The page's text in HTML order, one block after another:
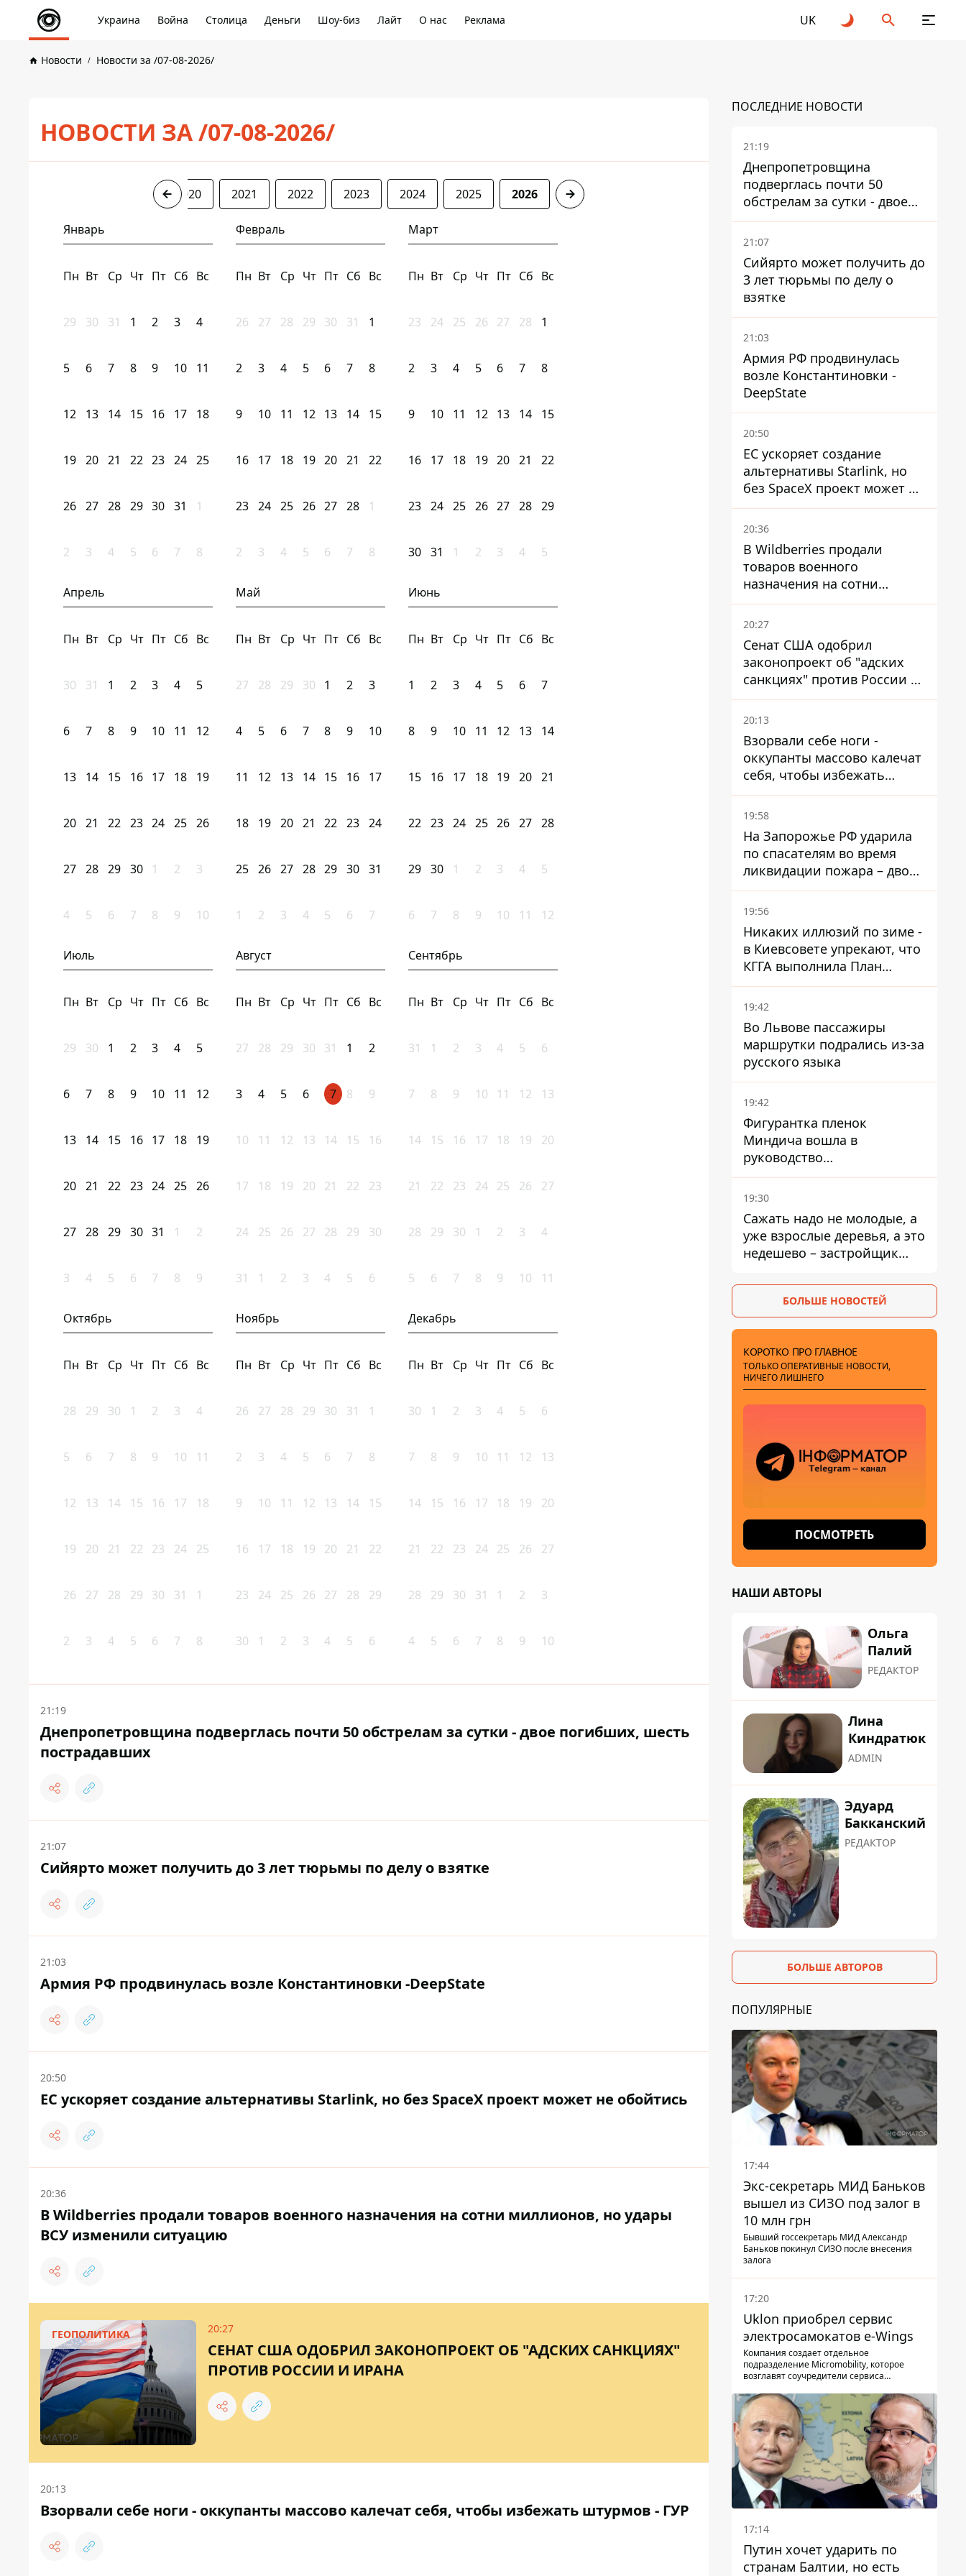
Украина Война Столица Деньги Шоу-биз Лайт О нас Реклама UK
Новости Новости за /07-08-2026/
НОВОСТИ ЗА /07-08-2026/
2020 2021 2022 2023 2024 2025 2026
Январь
Пн Вт Ср Чт Пт Сб Вс
29 30 31 1 2 3 4
5 6 7 8 9 10 11
12 13 14 15 16 17 18
19 20 21 22 23 24 25
26 27 28 29 30 31 1
2 3 4 5 6 7 8
Февраль
Пн Вт Ср Чт Пт Сб Вс
26 27 28 29 30 31 1
2 3 4 5 6 7 8
9 10 11 12 13 14 15
16 17 18 19 20 21 22
23 24 25 26 27 28 1
2 3 4 5 6 7 8
Март
Пн Вт Ср Чт Пт Сб Вс
23 24 25 26 27 28 1
2 3 4 5 6 7 8
9 10 11 12 13 14 15
16 17 18 19 20 21 22
23 24 25 26 27 28 29
30 31 1 2 3 4 5
Апрель
Пн Вт Ср Чт Пт Сб Вс
30 31 1 2 3 4 5
6 7 8 9 10 11 12
13 14 15 16 17 18 19
20 21 22 23 24 25 26
27 28 29 30 1 2 3
4 5 6 7 8 9 10
Май
Пн Вт Ср Чт Пт Сб Вс
27 28 29 30 1 2 3
4 5 6 7 8 9 10
11 12 13 14 15 16 17
18 19 20 21 22 23 24
25 26 27 28 29 30 31
1 2 3 4 5 6 7
Июнь
Пн Вт Ср Чт Пт Сб Вс
1 2 3 4 5 6 7
8 9 10 11 12 13 14
15 16 17 18 19 20 21
22 23 24 25 26 27 28
29 30 1 2 3 4 5
6 7 8 9 10 11 12
Июль
Пн Вт Ср Чт Пт Сб Вс
29 30 1 2 3 4 5
6 7 8 9 10 11 12
13 14 15 16 17 18 19
20 21 22 23 24 25 26
27 28 29 30 31 1 2
3 4 5 6 7 8 9
Август
Пн Вт Ср Чт Пт Сб Вс
27 28 29 30 31 1 2
3 4 5 6 7 8 9
10 11 12 13 14 15 16
17 18 19 20 21 22 23
24 25 26 27 28 29 30
31 1 2 3 4 5 6
Сентябрь
Пн Вт Ср Чт Пт Сб Вс
31 1 2 3 4 5 6
7 8 9 10 11 12 13
14 15 16 17 18 19 20
21 22 23 24 25 26 27
28 29 30 1 2 3 4
5 6 7 8 9 10 11
Октябрь
Пн Вт Ср Чт Пт Сб Вс
28 29 30 1 2 3 4
5 6 7 8 9 10 11
12 13 14 15 16 17 18
19 20 21 22 23 24 25
26 27 28 29 30 31 1
2 3 4 5 6 7 8
Ноябрь
Пн Вт Ср Чт Пт Сб Вс
26 27 28 29 30 31 1
2 3 4 5 6 7 8
9 10 11 12 13 14 15
16 17 18 19 20 21 22
23 24 25 26 27 28 29
30 1 2 3 4 5 6
Декабрь
Пн Вт Ср Чт Пт Сб Вс
30 1 2 3 4 5 6
7 8 9 10 11 12 13
14 15 16 17 18 19 20
21 22 23 24 25 26 27
28 29 30 31 1 2 3
4 5 6 7 8 9 10
21:19
Днепропетровщина подверглась почти 50 обстрелам за сутки - двое погибших, шесть
пострадавших
21:07
Сийярто может получить до 3 лет тюрьмы по делу о взятке
21:03
Армия РФ продвинулась возле Константиновки -DeepState
20:50
ЕС ускоряет создание альтернативы Starlink, но без SpaceX проект может не обойтись
20:36
В Wildberries продали товаров военного назначения на сотни миллионов, но удары
ВСУ изменили ситуацию
ГЕОПОЛИТИКА 20:27
СЕНАТ США ОДОБРИЛ ЗАКОНОПРОЕКТ ОБ "АДСКИХ САНКЦИЯХ"
ПРОТИВ РОССИИ И ИРАНА
20:13
Взорвали себе ноги - оккупанты массово калечат себя, чтобы избежать штурмов - ГУР
ПОСЛЕДНИЕ НОВОСТИ
21:19
Днепропетровщина
подверглась почти 50
обстрелам за сутки - двое
погибших, шесть
пострадавших
21:07
Сийярто может получить до
3 лет тюрьмы по делу о
взятке
21:03
Армия РФ продвинулась
возле Константиновки -
DeepState
20:50
ЕС ускоряет создание
альтернативы Starlink, но
без SpaceX проект может не
обойтись
20:36
В Wildberries продали
товаров военного
назначения на сотни
миллионов, но удары ВСУ
изменили ситуацию
20:27
Сенат США одобрил
законопроект об "адских
санкциях" против России и
Ирана
20:13
Взорвали себе ноги -
оккупанты массово калечат
себя, чтобы избежать
штурмов - ГУР
19:58
На Запорожье РФ ударила
по спасателям во время
ликвидации пожара – двое
раненых
19:56
Никаких иллюзий по зиме -
в Киевсовете упрекают, что
КГГА выполнила План
устойчивости на 20%
19:42
Во Львове пассажиры
маршрутки подрались из-за
русского языка
19:42
Фигурантка пленок
Миндича вошла в
руководство
стратегического
госпредприятия - работала
заместителем Галущенко
19:30
Сажать надо не молодые, а
уже взрослые деревья, а это
недешево – застройщик
БОЛЬШЕ НОВОСТЕЙ
КОРОТКО ПРО ГЛАВНОЕ
ТОЛЬКО ОПЕРАТИВНЫЕ НОВОСТИ,
НИЧЕГО ЛИШНЕГО
ПОСМОТРЕТЬ
НАШИ АВТОРЫ
Ольга
Палий
РЕДАКТОР
Лина
Киндратюк
ADMIN
Эдуард
Бакканский
РЕДАКТОР
БОЛЬШЕ АВТОРОВ
ПОПУЛЯРНЫЕ
17:44
Экс-секретарь МИД Баньков
вышел из СИЗО под залог в
10 млн грн
Бывший госсекретарь МИД Александр
Баньков покинул СИЗО после внесения
залога
17:20
Uklon приобрел сервис
электросамокатов e-Wings
Компания создает отдельное
подразделение Micromobility, которое
возглавят соучредители сервиса
17:14
Путин хочет ударить по
странам Балтии, но есть